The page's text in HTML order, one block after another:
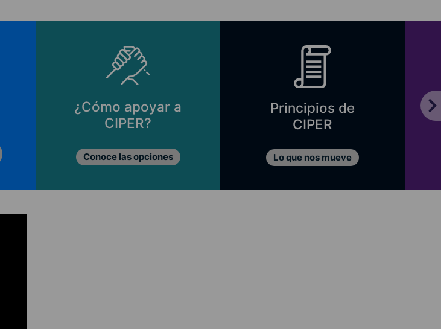
¿Cómo apoyar a
CIPER?
Conoce las opciones
Principios de
CIPER
Lo que nos mueve